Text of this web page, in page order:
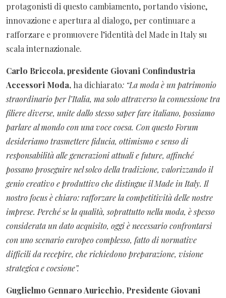
protagonisti di questo cambiamento, portando visione,
innovazione e apertura al dialogo, per continuare a
rafforzare e promuovere l’identità del Made in Italy su
scala internazionale.
Carlo Briccola, presidente Giovani Confindustria
Accessori Moda, ha dichiarato: “La moda è un patrimonio
straordinario per l’Italia, ma solo attraverso la connessione tra
filiere diverse, unite dallo stesso saper fare italiano, possiamo
parlare al mondo con una voce coesa. Con questo Forum
desideriamo trasmettere fiducia, ottimismo e senso di
responsabilità alle generazioni attuali e future, affinché
possano proseguire nel solco della tradizione, valorizzando il
genio creativo e produttivo che distingue il Made in Italy. Il
nostro focus è chiaro: rafforzare la competitività delle nostre
imprese. Perché se la qualità, soprattutto nella moda, è spesso
considerata un dato acquisito, oggi è necessario confrontarsi
con uno scenario europeo complesso, fatto di normative
difficili da recepire, che richiedono preparazione, visione
strategica e coesione”.
Guglielmo Gennaro Auricchio, Presidente Giovani